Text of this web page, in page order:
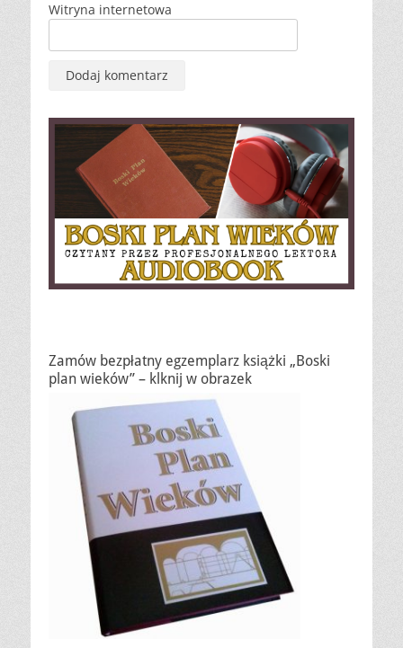
Witryna internetowa
Zamów bezpłatny egzemplarz książki „Boski
plan wieków” – klknij w obrazek